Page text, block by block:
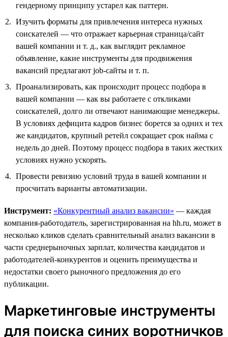
гендерному принципу устарел как паттерн.
Изучить форматы для привлечения интереса нужных
соискателей — что отражает карьерная страница/сайт
вашей компании и т. д., как выглядит рекламное
объявление, какие инструменты для продвижения
вакансий предлагают job-сайты и т. п.
Проанализировать, как происходит процесс подбора в
вашей компании — как вы работаете с откликами
соискателей, долго ли отвечают нанимающие менеджеры.
В условиях дефицита кадров бизнес борется за одних и тех
же кандидатов, крупный ретейл сокращает срок найма с
недель до дней. Поэтому процесс подбора в таких жестких
условиях нужно ускорять.
Провести ревизию условий труда в вашей компании и
просчитать варианты автоматизации.
Инструмент: «Конкурентный анализ вакансии» — каждая
компания-работодатель, зарегистрированная на hh.ru, может в
несколько кликов сделать сравнительный анализ вакансии в
части среднерыночных зарплат, количества кандидатов и
работодателей-конкурентов и оценить преимущества и
недостатки своего рыночного предложения до его
публикации.
Маркетинговые инструменты
для поиска синих воротничков